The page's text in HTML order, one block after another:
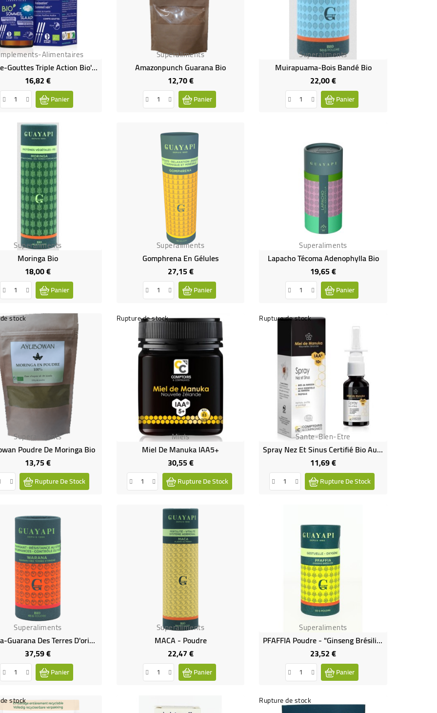
Alimentaires
Compte-Gouttes Triple Action Bio'Sommeil - 50 ML
16,82 €Prix
Panier
Superaliments
Amazonpunch Guarana Bio
12,70 €Prix
Panier
Superaliments
Muirapuama-Bois Bandé Bio
22,00 €Prix
Panier
Superaliments
Moringa Bio
18,00 €Prix
Panier
Superaliments
Gomphrena En Gélules
27,15 €Prix
Panier
Superaliments
Lapacho Técoma Adenophylla Bio
19,65 €Prix
Panier
stock
Superaliments
Poudre De Moringa Bio
13,75 €Prix
Rupture De Stock
Rupture de stock
Miels
Miel De Manuka IAA5+
30,55 €Prix
Rupture De Stock
Rupture de stock
Sante-Bien-Etre
Spray Nez Et Sinus Certifié Bio Au Miel De Manuka IAA10+
11,69 €Prix
Rupture De Stock
Superaliments
Warana-Guarana Des Terres D'origine Bio -Gélules
37,59 €Prix
Panier
Superaliments
MACA - Poudre
22,47 €Prix
Panier
Superaliments
PFAFFIA Poudre - "Ginseng Brésilien"
23,52 €Prix
Panier
stock Rupture de stock